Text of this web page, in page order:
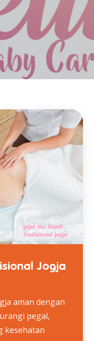
Jogja
aman dengan
pegal,
kesehatan